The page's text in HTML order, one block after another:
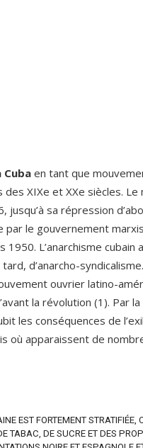
Cubaen tant que
XIXe et XXe siècles.
jusqu’à sa répression
le gouvernement
L’anarchisme cubain
d’anarcho-
ouvrier latino-
la révolution (1). Par
les conséquences de
où apparaissent de
EST FORTEMENT
TABAC, DE SUCRE ET DES